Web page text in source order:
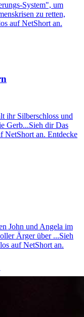
System", um
zu retten,
auf NetShort an.
ihr Silberschloss und
Gerb...Sieh dir Das
NetShort an. Entdecke
John und Angela im
Ärger über ...Sieh
auf NetShort an.